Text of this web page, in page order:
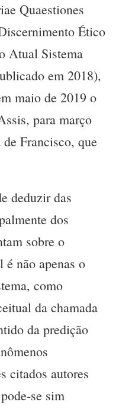
Quaestiones
Ético
Atual Sistema
em 2018),
maio de 2019 o
para março
Francisco, que
deduzir das
dos
sobre o
não apenas o
como
da chamada
da predição
citados autores
se sim